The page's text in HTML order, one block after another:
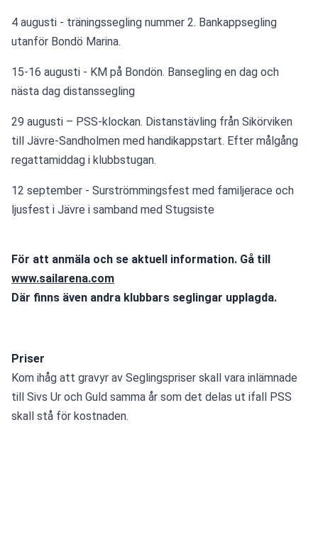
4 augusti - träningssegling nummer 2. Bankappsegling
utanför Bondö Marina.
15-16 augusti - KM på Bondön. Bansegling en dag och
nästa dag distanssegling
29 augusti – PSS-klockan. Distanstävling från Sikörviken
till Jävre-Sandholmen med handikappstart. Efter målgång
regattamiddag i klubbstugan.
12 september - Surströmmingsfest med familjerace och
ljusfest i Jävre i samband med Stugsiste
www.sailarena.com
Där finns även andra klubbars seglingar upplagda.
Priser
Kom ihåg att gravyr av Seglingspriser skall vara inlämnade
till Sivs Ur och Guld samma år som det delas ut ifall PSS
skall stå för kostnaden.